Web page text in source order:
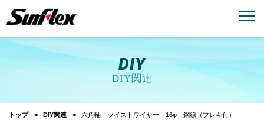
emailお問い合わせ
DIY
DIY関連
トップ DIY関連 六角軸 ツイストワイヤー 16φ 鋼線（フレキ付）